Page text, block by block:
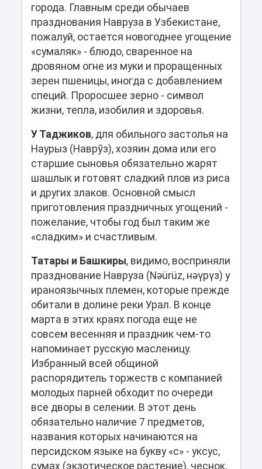
города. Главным среди обычаев
празднования Навруза в Узбекистане,
пожалуй, остается новогоднее угощение
«сумаляк» - блюдо, сваренное на
дровяном огне из муки и проращенных
зерен пшеницы, иногда с добавлением
специй. Проросшее зерно - символ
жизни, тепла, изобилия и здоровья.
У Таджиков, для обильного застолья на
Наурыз (Наврӯз), хозяин дома или его
старшие сыновья обязательно жарят
шашлык и готовят сладкий плов из риса
и других злаков. Основной смысл
приготовления праздничных угощений -
пожелание, чтобы год был таким же
«сладким» и счастливым.
Татары и Башкиры, видимо, восприняли
празднование Навруза (Nəürüz, нәүрүз) у
ираноязычных племен, которые прежде
обитали в долине реки Урал. В конце
марта в этих краях погода еще не
совсем весенняя и праздник чем-то
напоминает русскую масленицу.
Избранный всей общиной
распорядитель торжеств с компанией
молодых парней обходит по очереди
все дворы в селении. В этот день
обязательно наличие 7 предметов,
названия которых начинаются на
персидском языке на букву «с» - уксус,
сумах (экзотическое растение), чеснок,